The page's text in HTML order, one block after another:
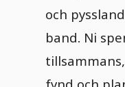
och
band. Ni